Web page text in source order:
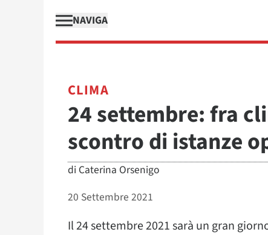
NAVIGA
CLIMA
24 settembre: fra
scontro di istanze
di Caterina Orsenigo
20 Settembre 2021
Il 24 settembre 2021 sarà un gran